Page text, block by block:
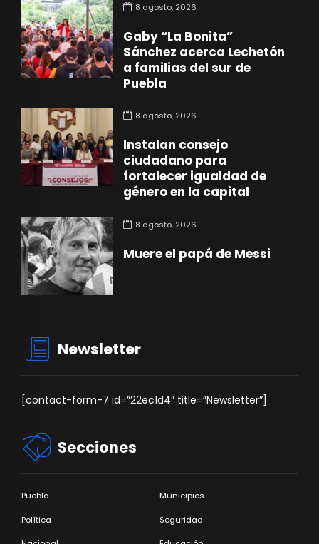
8 agosto, 2026
Gaby “La Bonita”
Sánchez acerca Lechetón
a familias del sur de
Puebla
8 agosto, 2026
Instalan consejo
ciudadano para
fortalecer igualdad de
género en la capital
8 agosto, 2026
Muere el papá de Messi
Newsletter
[contact-form-7 id=”22ec1d4″ title=”Newsletter”]
Secciones
Puebla Municipios
Política Seguridad